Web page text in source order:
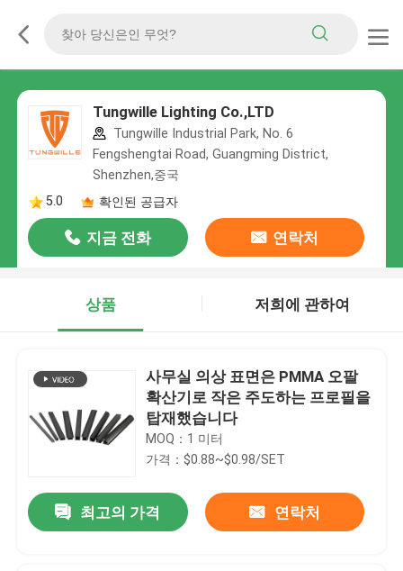
Tungwille Lighting Co.,LTD
Tungwille Industrial Park, No. 6
Fengshengtai Road, Guangming District,
Shenzhen,중국
5.0
확인된 공급자
지금 전화 연락처
상품 저희에 관하여
사무실 의상 표면은 PMMA 오팔
확산기로 작은 주도하는 프로필을
탑재했습니다
MOQ：1 미터
가격：$0.88~$0.98/SET
최고의 가격 연락처